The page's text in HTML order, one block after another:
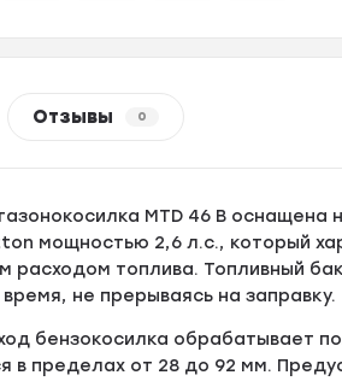
Отзывы 0
MTD 46 B
мощностью 2,6 л.с., который
расходом топлива. Топливный
не прерываясь на заправку.
бензокосилка обрабатывает
в пределах от 28 до 92 мм.